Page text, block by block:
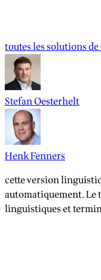
toutes les solutions
Stefan Oesterhelt
Henk Fenners
cette version
automatiquement. Le
linguistiques et